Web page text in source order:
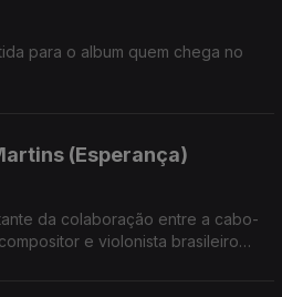
para o album quem chega no
(Esperança)
da colaboração entre a cabo-
e violonista brasileiro